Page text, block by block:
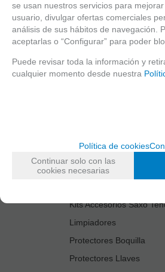
Anillo Fonico Saxo Tenor
Atriles Marcha
Boquillas
Boquilleros
Cañas
Estuches Guardacañas
Estuches Instrumento
Kits Accesorios Saxo
Limpiadores
Protectores Boquilla
Protectores Llaves
se usan nuestros servicios para
usuario, divulgar ofertas comerciales
análisis de sus hábitos de navegación.
aceptarlas o “Configurar” para poder
Puede revisar toda la información y
cualquier momento desde nuestra
Política de cookies
Continuar solo con las
cookies necesarias